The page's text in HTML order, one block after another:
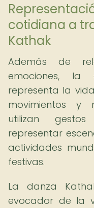
cotidiana a
Kathak
Además de
emociones, la
representa la
movimientos y
utilizan
representar
actividades
festivas.
La danza
evocador de la